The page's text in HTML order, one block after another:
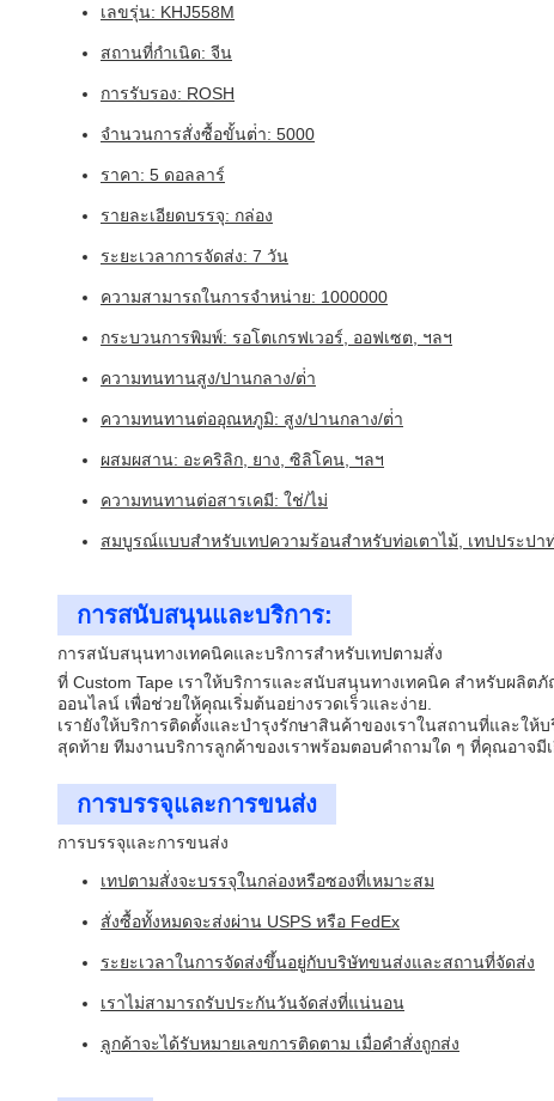
เลขรุ่น: KHJ558M
สถานที่กําเนิด: จีน
การรับรอง: ROSH
จํานวนการสั่งซื้อขั้นต่ํา: 5000
ราคา: 5 ดอลลาร์
รายละเอียดบรรจุ: กล่อง
ระยะเวลาการจัดส่ง: 7 วัน
ความสามารถในการจําหน่าย: 1000000
กระบวนการพิมพ์: รอโตเกรฟเวอร์, ออฟเซต, ฯลฯ
ความทนทานสูง/ปานกลาง/ต่ํา
ความทนทานต่ออุณหภูมิ: สูง/ปานกลาง/ต่ํา
ผสมผสาน: อะคริลิก, ยาง, ซิลิโคน, ฯลฯ
ความทนทานต่อสารเคมี: ใช่/ไม่
สมบูรณ์แบบสําหรับเทปความร้อนสําหรับท่อเตาไม้, เทปประปา
การสนับสนุนและบริการ:
การสนับสนุนทางเทคนิคและบริการสําหรับเทปตามสั่ง
ที่ Custom Tape เราให้บริการและสนับสนุนทางเทคนิค สําหรับผลิ
ออนไลน์ เพื่อช่วยให้คุณเริ่มต้นอย่างรวดเร็วและง่าย.
เรายังให้บริการติดตั้งและบํารุงรักษาสินค้าของเราในสถานที่และให้
สุดท้าย ทีมงานบริการลูกค้าของเราพร้อมตอบคําถามใด ๆ ที่คุณอาจ
การบรรจุและการขนส่ง
การบรรจุและการขนส่ง
เทปตามสั่งจะบรรจุในกล่องหรือซองที่เหมาะสม
สั่งซื้อทั้งหมดจะส่งผ่าน USPS หรือ FedEx
ระยะเวลาในการจัดส่งขึ้นอยู่กับบริษัทขนส่งและสถานที่จัดส่ง
เราไม่สามารถรับประกันวันจัดส่งที่แน่นอน
ลูกค้าจะได้รับหมายเลขการติดตาม เมื่อคําสั่งถูกส่ง